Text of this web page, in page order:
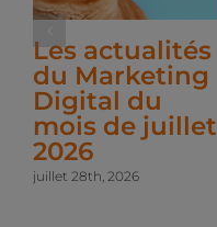
Les actualités
du Marketing
Digital du
mois de juillet
2026
juillet 28th, 2026